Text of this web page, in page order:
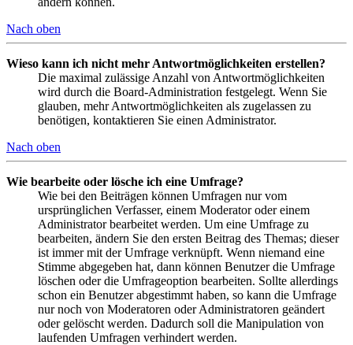
Nach oben
Wieso kann ich nicht mehr Antwortmöglichkeiten erstellen?
Die maximal zulässige Anzahl von Antwortmöglichkeiten
wird durch die Board-Administration festgelegt. Wenn Sie
glauben, mehr Antwortmöglichkeiten als zugelassen zu
benötigen, kontaktieren Sie einen Administrator.
Nach oben
Wie bearbeite oder lösche ich eine Umfrage?
Wie bei den Beiträgen können Umfragen nur vom
ursprünglichen Verfasser, einem Moderator oder einem
Administrator bearbeitet werden. Um eine Umfrage zu
bearbeiten, ändern Sie den ersten Beitrag des Themas; dieser
ist immer mit der Umfrage verknüpft. Wenn niemand eine
Stimme abgegeben hat, dann können Benutzer die Umfrage
löschen oder die Umfrageoption bearbeiten. Sollte allerdings
schon ein Benutzer abgestimmt haben, so kann die Umfrage
nur noch von Moderatoren oder Administratoren geändert
oder gelöscht werden. Dadurch soll die Manipulation von
laufenden Umfragen verhindert werden.